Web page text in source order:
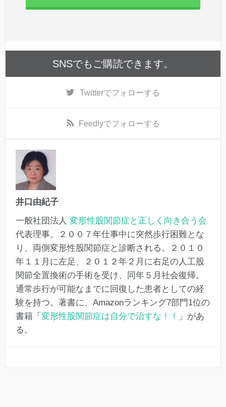
SNSでもご購読できます。
Twitterでフォローする
Feedlyでフォローする
井口由紀子
一般社団法人 変形性股関節症と正しく向き合う会
代表理事。２００７年仕事中に突然歩行困難とな
り、両側変形性股関節症と診断される。２０１０
年１１月に左足、２０１２年２月に右足の人工股
関節全置換術の手術を受け、同年５月社会復帰。
通常歩行が可能なまでに回復した患者としての経
験を持つ。著書に、Amazonランキング7部門1位の
書籍「 変形性股関節症は自分で治すな！！
」があ
る。